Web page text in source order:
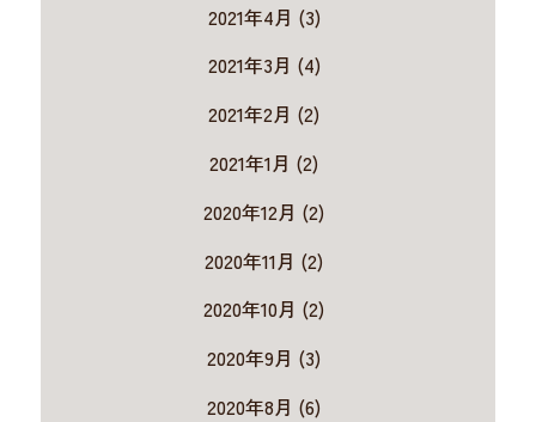
2021年4月 (3)
2021年3月 (4)
2021年2月 (2)
2021年1月 (2)
2020年12月 (2)
2020年11月 (2)
2020年10月 (2)
2020年9月 (3)
2020年8月 (6)